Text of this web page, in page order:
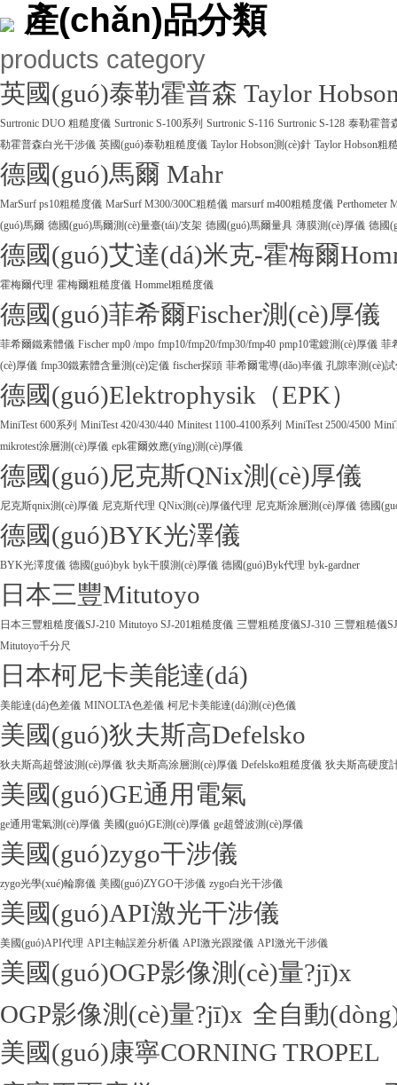
產(chǎn)品分類
products category
英國(guó)泰勒霍普森 Taylor
Surtronic DUO 粗糙度儀 Surtronic S-100系列 Surtronic S-116 Surtronic S-128 泰勒霍普
勒霍普森白光干涉儀 英國(guó)泰勒粗糙度儀 Taylor Hobson測(cè)針 Taylor Hobson粗
德國(guó)馬爾 Mahr
MarSurf ps10粗糙度儀 MarSurf M300/300C粗糙儀 marsurf m400粗糙度儀 Perthometer
(guó)馬爾 德國(guó)馬爾測(cè)量臺(tái)/支架 德國(guó)馬爾量具 薄膜測(cè)厚儀 德國
德國(guó)艾達(dá)米克-霍梅爾
霍梅爾代理 霍梅爾粗糙度儀 Hommel粗糙度儀
德國(guó)菲希爾Fischer測(cè)厚儀
菲希爾鐵素體儀 Fischer mp0 /mpo fmp10/fmp20/fmp30/fmp40 pmp10電鍍測(cè)厚儀 菲
(cè)厚儀 fmp30鐵素體含量測(cè)定儀 fischer探頭 菲希爾電導(dǎo)率儀 孔隙率測(cè)
德國(guó)Elektrophysik（EPK）
MiniTest 600系列 MiniTest 420/430/440 Minitest 1100-4100系列 MiniTest 2500/4500
mikrotest涂層測(cè)厚儀 epk霍爾效應(yīng)測(cè)厚儀
德國(guó)尼克斯QNix測(cè)厚儀
尼克斯qnix測(cè)厚儀 尼克斯代理 QNix測(cè)厚儀代理 尼克斯涂層測(cè)厚儀 德國
德國(guó)BYK光澤儀
BYK光澤度儀 德國(guó)byk byk干膜測(cè)厚儀 德國(guó)Byk代理 byk-gardner
日本三豐Mitutoyo
日本三豐粗糙度儀SJ-210 Mitutoyo SJ-201粗糙度儀 三豐粗糙度儀SJ-310 三豐粗糙儀
Mitutoyo千分尺
日本柯尼卡美能達(dá)
美能達(dá)色差儀 MINOLTA色差儀 柯尼卡美能達(dá)測(cè)色儀
美國(guó)狄夫斯高Defelsko
狄夫斯高超聲波測(cè)厚儀 狄夫斯高涂層測(cè)厚儀 Defelsko粗糙度儀 狄夫斯高硬度
美國(guó)GE通用電氣
ge通用電氣測(cè)厚儀 美國(guó)GE測(cè)厚儀 ge超聲波測(cè)厚儀
美國(guó)zygo干涉儀
zygo光學(xué)輪廓儀 美國(guó)ZYGO干涉儀 zygo白光干涉儀
美國(guó)API激光干涉儀
美國(guó)API代理 API主軸誤差分析儀 API激光跟蹤儀 API激光干涉儀
美國(guó)OGP影像測(cè)量?jī)x
OGP影像測(cè)量?jī)x 全自動
美國(guó)康寧CORNING TROPEL